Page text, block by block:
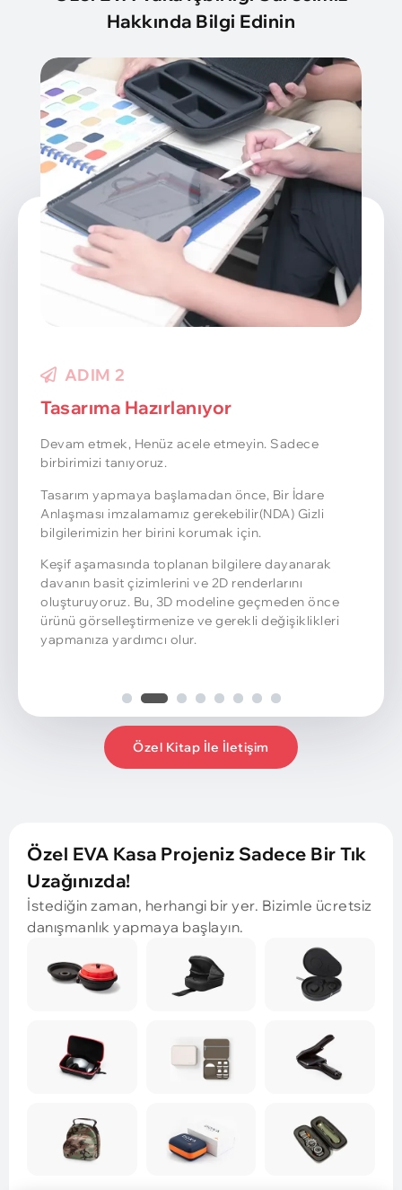
Hakkında Bilgi Edinin
Devam etmek, Henüz acele etmeyin. Sadece
Tasarım yapmaya başlamadan önce, Bir İdare
Anlaşması imzalamamız gerekebilir(NDA) Gizli
Keşif aşamasında toplanan bilgilere dayanarak
davanın basit çizimlerini ve 2D renderlarını
oluşturuyoruz. Bu, 3D modeline geçmeden önce
ürünü görselleştirmenize ve gerekli değişiklikleri
Özel Kitap İle İletişim
Özel EVA Kasa Projeniz Sadece Bir Tık
Uzağınızda!
İstediğin zaman, herhangi bir yer. Bizimle ücretsiz
danışmanlık yapmaya başlayın.